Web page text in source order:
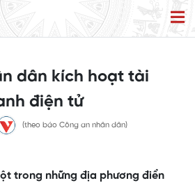
dân kích hoạt tài
điện tử
(theo báo Công an nhân dân)
trong những địa phương điển